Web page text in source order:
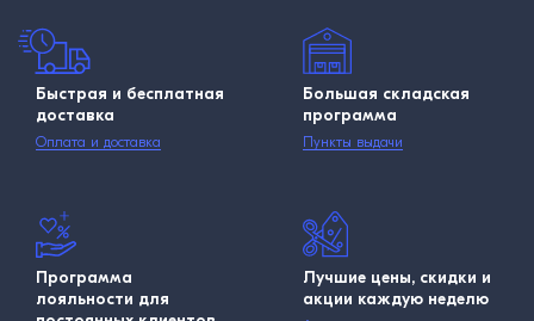
Быстрая и бесплатная
доставка
Оплата и доставка
Большая складская
программа
Пункты выдачи
Программа
лояльности для
Лучшие цены, скидки и
акции каждую неделю